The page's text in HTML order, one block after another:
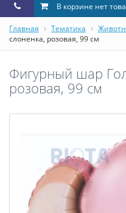
В корзине нет
Главная Тематика
слоненка, розовая, 99 см
Фигурный шар
розовая, 99 см